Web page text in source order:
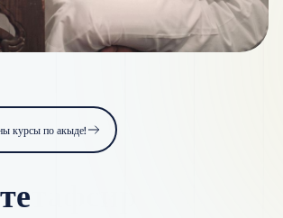
курсы по акыде!